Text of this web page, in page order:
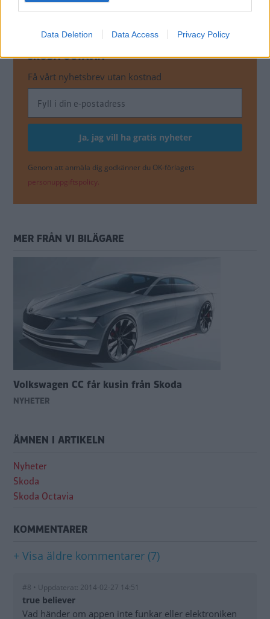
Data Deletion Data Access Privacy Policy
SKODA OCTAVIA
Få vårt nyhetsbrev utan kostnad
Genom att anmäla dig godkänner du OK-förlagets
personuppgiftspolicy.
MER FRÅN VI BILÄGARE
Volkswagen CC får kusin från Skoda
NYHETER
ÄMNEN I ARTIKELN
Nyheter
Skoda
Skoda Octavia
KOMMENTARER
+ Visa äldre kommentarer (7)
#8 • Uppdaterat: 2014-02-27 14:51
true believer
Vad händer om appen inte funkar eller elektroniken